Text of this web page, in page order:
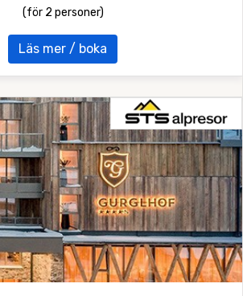
(för 2 personer)
Läs mer / boka